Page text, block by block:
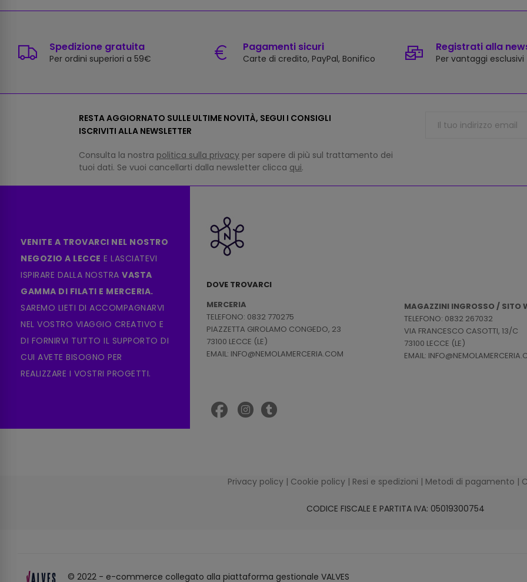
Spedizione gratuita
Per ordini superiori a 59€
Pagamenti sicuri
Carte di credito, PayPal, Bonifico
Registrati alla
Per vantaggi esclusivi
RESTA AGGIORNATO SULLE ULTIME NOVITÀ, SEGUI I CONSIGLI
ISCRIVITI ALLA NEWSLETTER
Consulta la nostra politica sulla privacy per sapere di più sul trattamento dei
tuoi dati. Se vuoi cancellarti dalla newsletter clicca qui.
VENITE A TROVARCI NEL NOSTRO
NEGOZIO A LECCE E LASCIATEVI
ISPIRARE DALLA NOSTRA VASTA
GAMMA DI FILATI E MERCERIA.
SAREMO LIETI DI ACCOMPAGNARVI
NEL VOSTRO VIAGGIO CREATIVO E
DI FORNIRVI TUTTO IL SUPPORTO DI
CUI AVETE BISOGNO PER
REALIZZARE I VOSTRI PROGETTI.
DOVE TROVARCI
MERCERIA
TELEFONO: 0832 770275
PIAZZETTA GIROLAMO CONGEDO, 23
73100 LECCE (LE)
EMAIL: INFO@NEMOLAMERCERIA.COM
MAGAZZINI INGROSSO / SITO
TELEFONO: 0832 267032
VIA FRANCESCO CASOTTI, 13/C
73100 LECCE (LE)
EMAIL:
Privacy policy | Cookie policy | Resi e spedizioni | Metodi di pagamento |
CODICE FISCALE E PARTITA IVA: 05019300754
© 2022 - e-commerce collegato alla piattaforma gestionale VALVES